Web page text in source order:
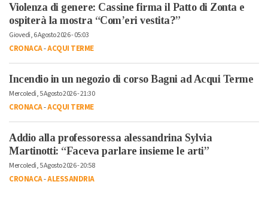
Violenza di genere: Cassine firma il Patto di Zonta e
ospiterà la mostra “Com’eri vestita?”
Giovedì, 6 Agosto 2026 - 05:03
CRONACA-ACQUI TERME
Incendio in un negozio di corso Bagni ad Acqui Terme
Mercoledì, 5 Agosto 2026 - 21:30
CRONACA-ACQUI TERME
Addio alla professoressa alessandrina Sylvia
Martinotti: “Faceva parlare insieme le arti”
Mercoledì, 5 Agosto 2026 - 20:58
CRONACA-ALESSANDRIA